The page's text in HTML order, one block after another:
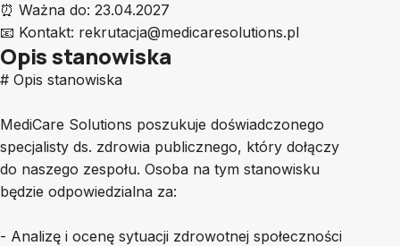
⏰ Ważna do: 23.04.2027
📧 Kontakt: rekrutacja@medicaresolutions.pl
Opis stanowiska
# Opis stanowiska
MediCare Solutions poszukuje doświadczonego
specjalisty ds. zdrowia publicznego, który dołączy
do naszego zespołu. Osoba na tym stanowisku
będzie odpowiedzialna za:
- Analizę i ocenę sytuacji zdrowotnej społeczności